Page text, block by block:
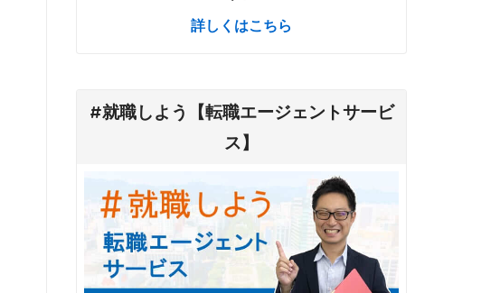
詳しくはこちら
#就職しよう【転職エージェントサービ
ス】